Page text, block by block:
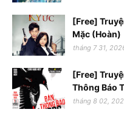
[Free]
Mặc (Hoàn)
tháng 7 31,
[Free]
Thông Báo
tháng 8 02,